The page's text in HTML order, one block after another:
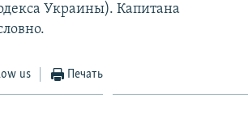
Украины). Капитана
us Печать